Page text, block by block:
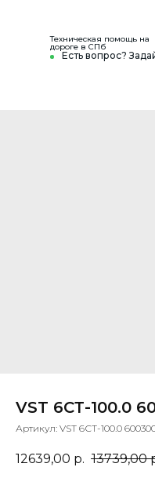
Есть вопрос?
Техническая помощь на
дороге в СПб
VST 6СТ-100.0
Артикул: VST 6СТ-100.0
12639,00 р. 13739,00